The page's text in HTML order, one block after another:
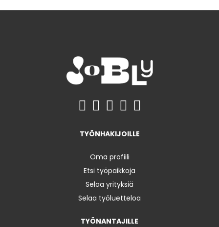
TYÖNHAKIJOILLE
Oma profiili
Etsi työpaikkoja
Selaa yrityksiä
Selaa työluetteloa
TYÖNANTAJILLE